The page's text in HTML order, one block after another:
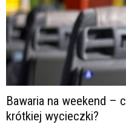
Bawaria na weekend –
krótkiej wycieczki?